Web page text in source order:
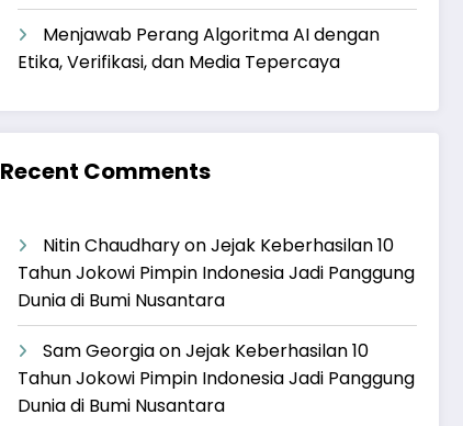
Menjawab Perang Algoritma AI dengan
Etika, Verifikasi, dan Media Tepercaya
Recent Comments
Nitin ChaudharyonJejak Keberhasilan 10
Tahun Jokowi Pimpin Indonesia Jadi Panggung
Dunia di Bumi Nusantara
Sam GeorgiaonJejak Keberhasilan 10
Tahun Jokowi Pimpin Indonesia Jadi Panggung
Dunia di Bumi Nusantara